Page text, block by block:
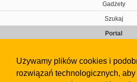
Używamy plików cookies i
rozwiązań technologicznych, aby
Gadżety
Szukaj
Portal
Kontakt
Regulamin